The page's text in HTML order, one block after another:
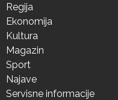
Regija
Ekonomija
Kultura
Magazin
Sport
Najave
Servisne informacije